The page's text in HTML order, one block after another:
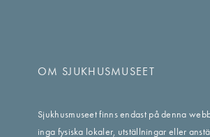
OM SJUKHUSMUSEET
Sjukhusmuseet finns endast på denna
inga fysiska lokaler, utställningar eller